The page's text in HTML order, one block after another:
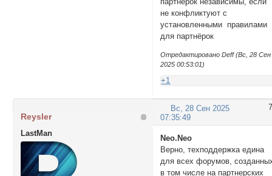
не конфликтуют с
установленными правилами
для партнёрок
Отредактировано Deff (Вс, 28 Сен
2025 00:53:01)
+1
7
Вс, 28 Сен 2025
07:35:49
Reysler
LastMan
Neo.Neo
Верно, техподдержка едина
для всех форумов,
в том числе на партнерских